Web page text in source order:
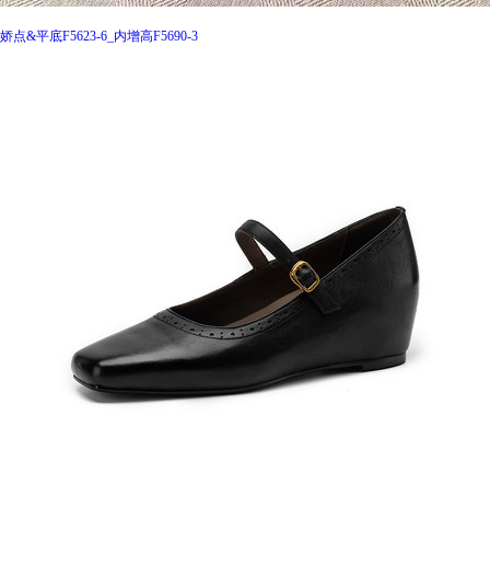
娇点&平底F5623-6_内增高F5690-3